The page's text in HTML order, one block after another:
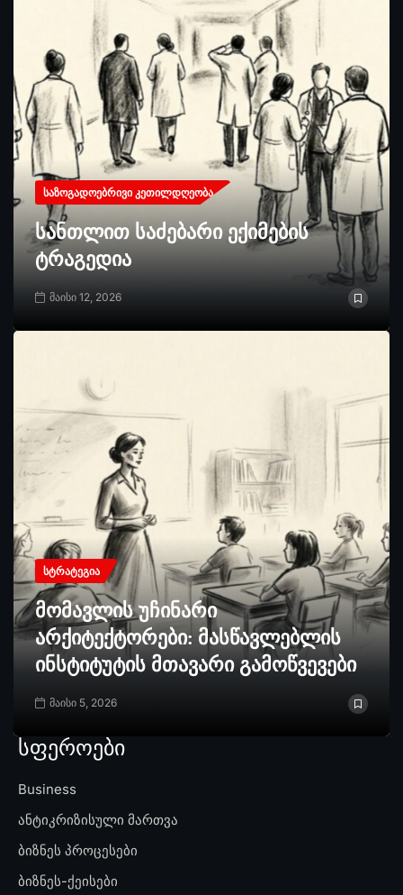
ᲡᲐᲖᲝᲒᲐᲓᲝᲔᲑᲠᲘᲕᲘ ᲙᲔᲗᲘᲚᲓᲦᲔᲝᲑᲐ
სანთლით საძებარი ექიმების
ტრაგედია
მაისი 12, 2026
ᲡᲢᲠᲐᲢᲔᲒᲘᲐ
მომავლის უჩინარი
არქიტექტორები: მასწავლებლის
ინსტიტუტის მთავარი გამოწვევები
მაისი 5, 2026
სფეროები
Business
ანტიკრიზისული მართვა
ბიზნეს პროცესები
ბიზნეს-ქეისები